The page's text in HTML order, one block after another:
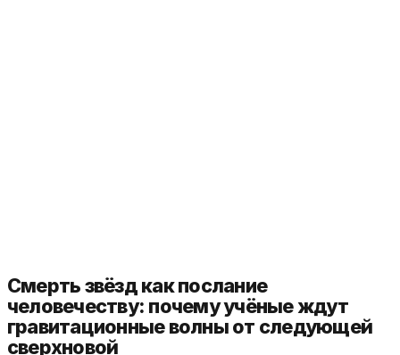
Смерть звёзд как послание
человечеству: почему учёные ждут
гравитационные волны от следующей
сверхновой